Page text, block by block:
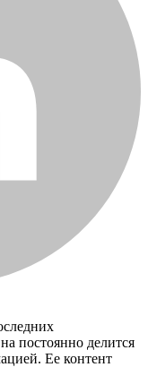
постоянно делится
Ее контент